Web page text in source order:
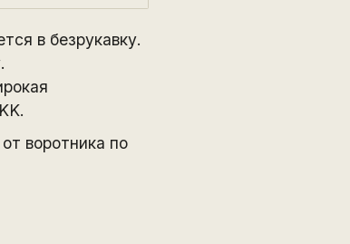
в безрукавку.
воротника по